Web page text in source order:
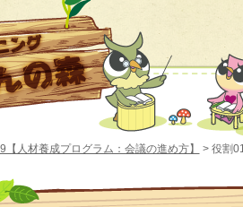
【人材養成プログラム：会議の進め方】 > 役割